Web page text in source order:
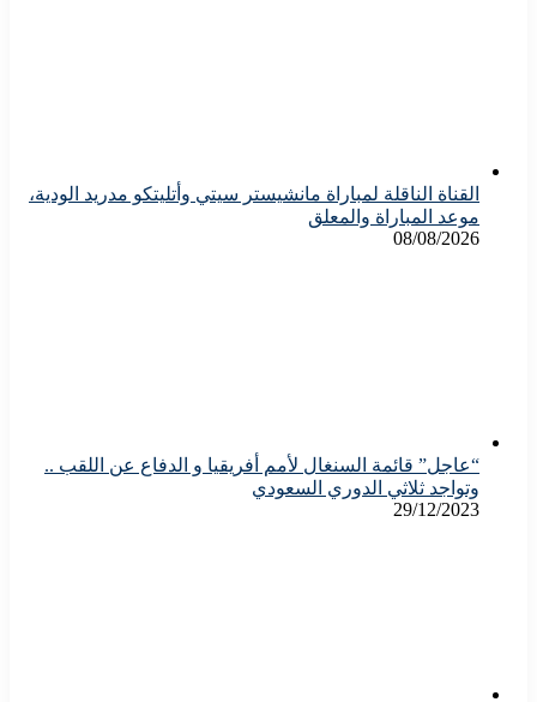
القناة الناقلة لمباراة مانشيستر سيتي وأتليتكو مدريد الودية،
موعد المباراة والمعلق
08/08/2026
“عاجل” قائمة السنغال لأمم أفريقيا و الدفاع عن اللقب ..
وتواجد ثلاثي الدوري السعودي
29/12/2023